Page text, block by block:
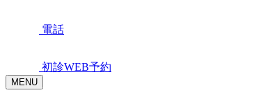
電話
初診WEB予約
MENU